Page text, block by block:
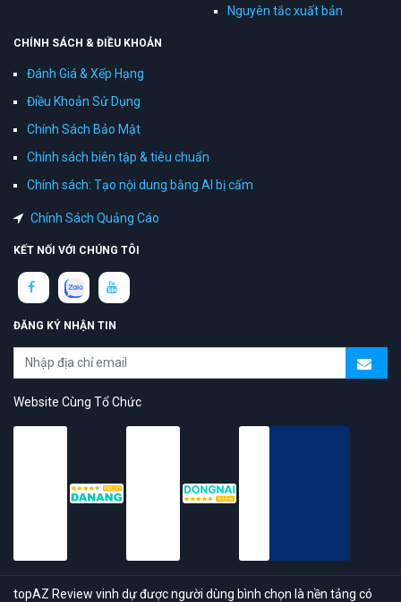
Nguyên tắc xuất bản
CHÍNH SÁCH & ĐIỀU KHOẢN
Đánh Giá & Xếp Hạng
Điều Khoản Sử Dụng
Chính Sách Bảo Mật
Chính sách biên tập & tiêu chuẩn
Chính sách: Tạo nội dung bằng AI bị cấm
Chính Sách Quảng Cáo
KẾT NỐI VỚI CHÚNG TÔI
ĐĂNG KÝ NHẬN TIN
Website Cùng Tổ Chức
trải nghiệm tốt & chất lượng